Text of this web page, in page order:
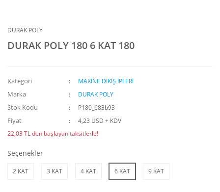
DURAK POLY
DURAK POLY 180 6 KAT 180
Kategori MAKİNE DİKİŞ İPLERİ
Marka DURAK POLY
Stok Kodu P180_683b93
Fiyat
4,23 USD + KDV
22,03 TL den başlayan taksitlerle!
Seçenekler
2 KAT 3 KAT 4 KAT 6 KAT 9 KAT